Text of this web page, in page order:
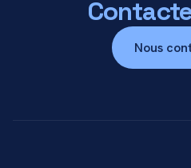
Nous